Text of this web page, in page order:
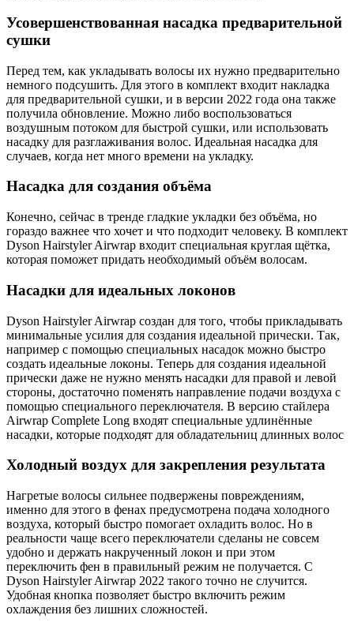
Усовершенствованная насадка предварительной
сушки
Перед тем, как укладывать волосы их нужно предварительно
немного подсушить. Для этого в комплект входит накладка
для предварительной сушки, и в версии 2022 года она также
получила обновление. Можно либо воспользоваться
воздушным потоком для быстрой сушки, или использовать
насадку для разглаживания волос. Идеальная насадка для
случаев, когда нет много времени на укладку.
Насадка для создания объёма
Конечно, сейчас в тренде гладкие укладки без объёма, но
гораздо важнее что хочет и что подходит человеку. В комплект
Dyson Hairstyler Airwrap входит специальная круглая щётка,
которая поможет придать необходимый объём волосам.
Насадки для идеальных локонов
Dyson Hairstyler Airwrap создан для того, чтобы прикладывать
минимальные усилия для создания идеальной прически. Так,
например с помощью специальных насадок можно быстро
создать идеальные локоны. Теперь для создания идеальной
прически даже не нужно менять насадки для правой и левой
стороны, достаточно поменять направление подачи воздуха с
помощью специального переключателя. В версию стайлера
Airwrap Complete Long входят специальные удлинённые
насадки, которые подходят для обладательниц длинных волос
Холодный воздух для закрепления результата
Нагретые волосы сильнее подвержены повреждениям,
именно для этого в фенах предусмотрена подача холодного
воздуха, который быстро помогает охладить волос. Но в
реальности чаще всего переключатели сделаны не совсем
удобно и держать накрученный локон и при этом
переключить фен в правильный режим не получается. С
Dyson Hairstyler Airwrap 2022 такого точно не случится.
Удобная кнопка позволяет быстро включить режим
охлаждения без лишних сложностей.